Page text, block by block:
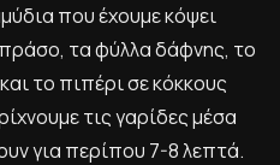
που έχουμε κόψει
τα φύλλα δάφνης, το
το πιπέρι σε κόκκους
τις γαρίδες μέσα
για περίπου 7-8 λεπτά.